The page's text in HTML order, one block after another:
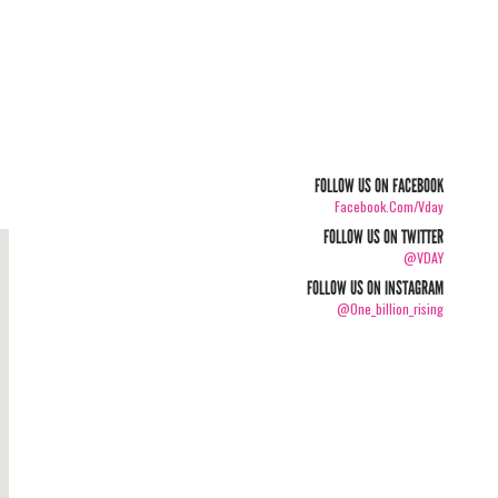
FOLLOW US ON FACEBOOK
Facebook.com/vday
FOLLOW US ON TWITTER
@VDAY
FOLLOW US ON INSTAGRAM
@one_billion_rising